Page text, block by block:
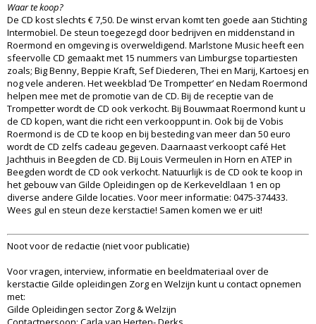
Waar te koop?
De CD kost slechts € 7,50. De winst ervan komt ten goede aan Stichting
Intermobiel. De steun toegezegd door bedrijven en middenstand in
Roermond en omgeving is overweldigend. Marlstone Music heeft een
sfeervolle CD gemaakt met 15 nummers van Limburgse topartiesten
zoals; Big Benny, Beppie Kraft, Sef Diederen, Thei en Marij, Kartoesj en
nog vele anderen. Het weekblad ‘De Trompetter’ en Nedam Roermond
helpen mee met de promotie van de CD. Bij de receptie van de
Trompetter wordt de CD ook verkocht. Bij Bouwmaat Roermond kunt u
de CD kopen, want die richt een verkooppunt in. Ook bij de Vobis
Roermond is de CD te koop en bij besteding van meer dan 50 euro
wordt de CD zelfs cadeau gegeven. Daarnaast verkoopt café Het
Jachthuis in Beegden de CD. Bij Louis Vermeulen in Horn en ATEP in
Beegden wordt de CD ook verkocht. Natuurlijk is de CD ook te koop in
het gebouw van Gilde Opleidingen op de Kerkeveldlaan 1 en op
diverse andere Gilde locaties. Voor meer informatie: 0475-374433.
Wees gul en steun deze kerstactie! Samen komen we er uit!
Noot voor de redactie (niet voor publicatie)
Voor vragen, interview, informatie en beeldmateriaal over de
kerstactie Gilde opleidingen Zorg en Welzijn kunt u contact opnemen
met:
Gilde Opleidingen sector Zorg & Welzijn